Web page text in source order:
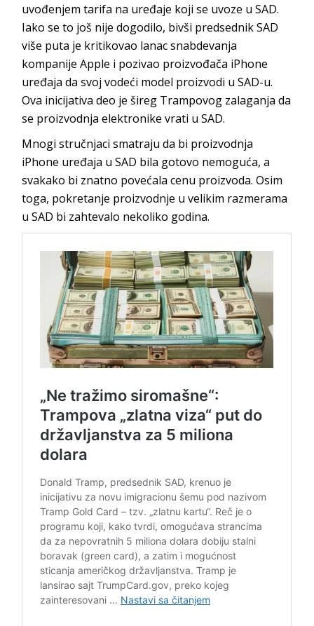
uvođenjem tarifa na uređaje koji se uvoze u SAD.
Iako se to još nije dogodilo, bivši predsednik SAD
više puta je kritikovao lanac snabdevanja
kompanije Apple i pozivao proizvođača iPhone
uređaja da svoj vodeći model proizvodi u SAD-u.
Ova inicijativa deo je šireg Trampovog zalaganja da
se proizvodnja elektronike vrati u SAD.
Mnogi stručnjaci smatraju da bi proizvodnja
iPhone uređaja u SAD bila gotovo nemoguća, a
svakako bi znatno povećala cenu proizvoda. Osim
toga, pokretanje proizvodnje u velikim razmerama
u SAD bi zahtevalo nekoliko godina.